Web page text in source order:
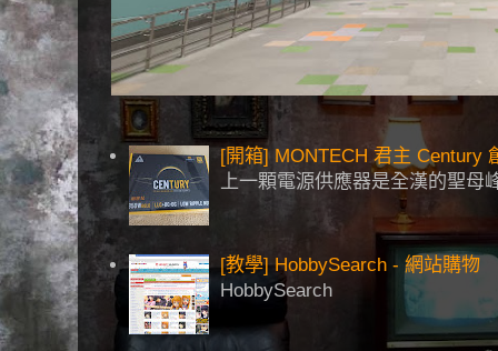
[開箱] MONTECH 君主 Century
上一顆電源供應器是全漢的聖
[教學] HobbySearch - 網站購物
HobbySearch